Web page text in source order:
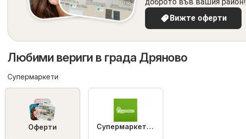
доброто във вашия район!
Вижте оферти
Любими вериги в града Дряново
Супермаркети
Оферти Супермаркет Бурлекс